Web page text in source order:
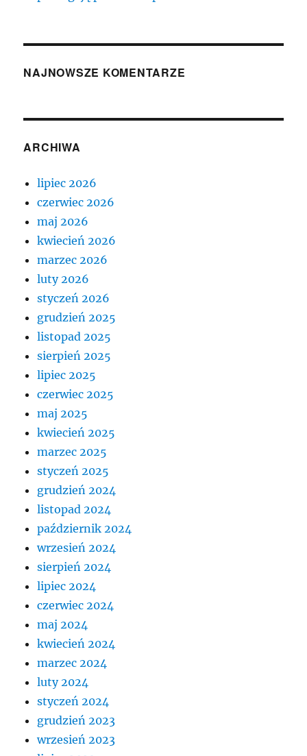
NAJNOWSZE KOMENTARZE
ARCHIWA
lipiec 2026
czerwiec 2026
maj 2026
kwiecień 2026
marzec 2026
luty 2026
styczeń 2026
grudzień 2025
listopad 2025
sierpień 2025
lipiec 2025
czerwiec 2025
maj 2025
kwiecień 2025
marzec 2025
styczeń 2025
grudzień 2024
listopad 2024
październik 2024
wrzesień 2024
sierpień 2024
lipiec 2024
czerwiec 2024
maj 2024
kwiecień 2024
marzec 2024
luty 2024
styczeń 2024
grudzień 2023
wrzesień 2023